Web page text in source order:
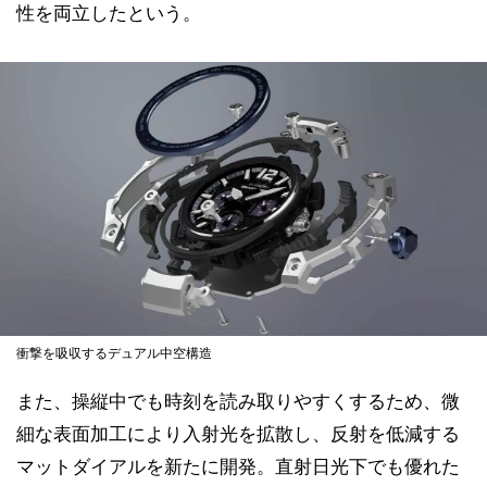
性を両立したという。
衝撃を吸収するデュアル中空構造
また、操縦中でも時刻を読み取りやすくするため、微
細な表面加工により入射光を拡散し、反射を低減する
マットダイアルを新たに開発。直射日光下でも優れた